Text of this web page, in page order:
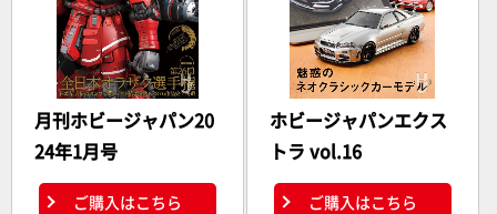
月刊ホビージャパン20
24年1月号
ご購入はこちら
ホビージャパンエクス
トラ vol.16
ご購入はこちら